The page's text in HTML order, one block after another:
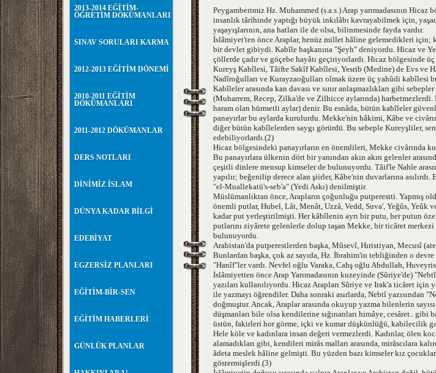
2013-2014 EĞİTİM-
ÖĞRETİM DÖKÜMANLARI
SINAV SORULARI KARMA
2012-2013 EĞİTİM DÖNEMİ
2010-2011 EĞİTİM
DÖKÜMANLARI
2011-2012 DÖKÜMANLAR
DERS NOTLARI
DİNİMİZ İSLAM
DÜNYA KADAR BİLGİ
EDEBİYAT
EGZERSİZ PLANLARI
EĞİTİM-BİR-SEN
EĞİTİM HABERLERİ
GÜNLÜK PLANLAR
Peygamberimiz Hz. Muhammed (s.a.s.) Arap yarımadasının
insanlık târihinde yaptığı büyük inkılâbı kavrayabilmek için,
yaşayışlarının, ana hatları ile de olsa, bilinmesinde fayda vardır.
İslâmiyet'ten önce Araplar, henüz millet hâline gelemedikleri için;
bir devlet gibiydi. Kabîle başkanına "Şeyh" deniyordu. Hicaz ve
çöllerde çadır ve göçebe hayâtı geçiriyorlardı. Hicaz bölgesinde
Kureyş Kabîlesi, Tâifte Sakîf Kabîlesi, Yesrib (Medine) de Evs ve
Nadîroğulları ve Kurayzaoğulları olmak üzere üç yahûdi
Kabîleler arasında kan davası ve sınır anlaşmazlıkları gibi
(Muharrem, Recep, Zilka'de ve Zilhicce aylarında)
haram olan hürmetli aylar) denir. Bu esnâda, bütün kabîleler
panayırlar bu aylarda kurulurdu. Mekke'nin hâkimi, Kâbe ve
diğer bütün kabîlelerden saygı görürdü. Bu sebeple Kureyşliler,
edebiliyorlardı.(2)
Hicaz bölgesindeki panayırların en önemlileri, Mekke civârında
Bu panayırlara ülkenin dört bir yanından akın akın gelenler
çeşitli dinlere mensup kimseler de bulunuyordu. Tâif'le Nahle
yapılır; beğenilip derece alan şiirler, Kâbe'nin duvarlarına
"el-Muallekatü's-seb'a" (Yedi Askı) denilmiştir.
Müslümanlıktan önce, Arapların çoğunluğu putperestti. Yapmış
önemli putlar, Hubel, Lât, Menât, Uzzâ, Vedd, Suva', Yeğûs, Yeûk
kadar put yerleştirilmişti. Her kâbîlenin ayrı bir putu, her putun
putlarını ziyârete gelenlerle dolup taşan Mekke, bir ticâret
bulunuyordu.
Arabistan'da putperestlerden başka, Mûsevî, Hıristiyan, Mecusî
Bunlardan başka, çok az sayıda, Hz. İbrahim'in tebliğinden o
"Hanîf"ler vardı. Nevfel oğlu Varaka, Cahş oğlu Abdullah,
İslâmiyetten önce Arap Yarımadasının kuzeyinde (Sûriye'de)
yazıları kullanılıyordu. Hicaz Arapları Sûriye ve Irak'a ticâret için
ile yazmayı öğrendiler. Daha sonraki asırlarda, Nebtî yazısından
doğmuştur. Ancak, Araplar arasında okuyup yazma bilenlerin
düşmanları bile olsa kendilerine sığınanları himâye, cesâret..
üstün, fakirleri hor görme, içki ve kumar düşkünlüğü, kabilecilik
Hele köle ve kadınlara insan değeri vermezlerdi. Kadınlar, ölen
alamadıkları gibi, kendileri mirâs malları arasında, mirâscılara
âdeta meslek hâline gelmişti. Bu yüzden bazı kimseler kız
göstermişlerdi.(3)